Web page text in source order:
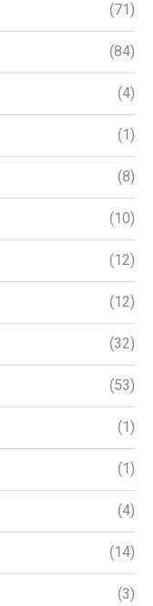
(71)
(84)
(4)
(1)
(8)
(10)
(12)
(12)
(32)
(53)
(1)
(1)
(4)
(14)
(3)